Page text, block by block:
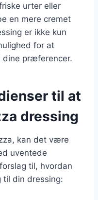
urter eller
en mere cremet
er ikke kun
for at
præferencer.
til at
dressing
kan det være
uventede
til, hvordan
til din dressing: